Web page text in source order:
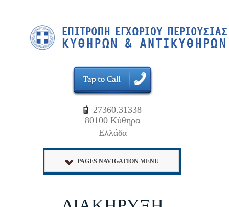
27360.31338
80100 Κύθηρα
Ελλάδα
PAGES NAVIGATION MENU